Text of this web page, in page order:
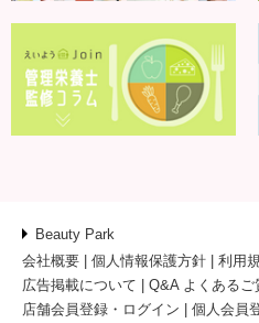
Beauty Park
会社概要
個人情報保護方針 利用
広告掲載について
Q&A よくあるご
店舗会員登録・ログイン
個人会員